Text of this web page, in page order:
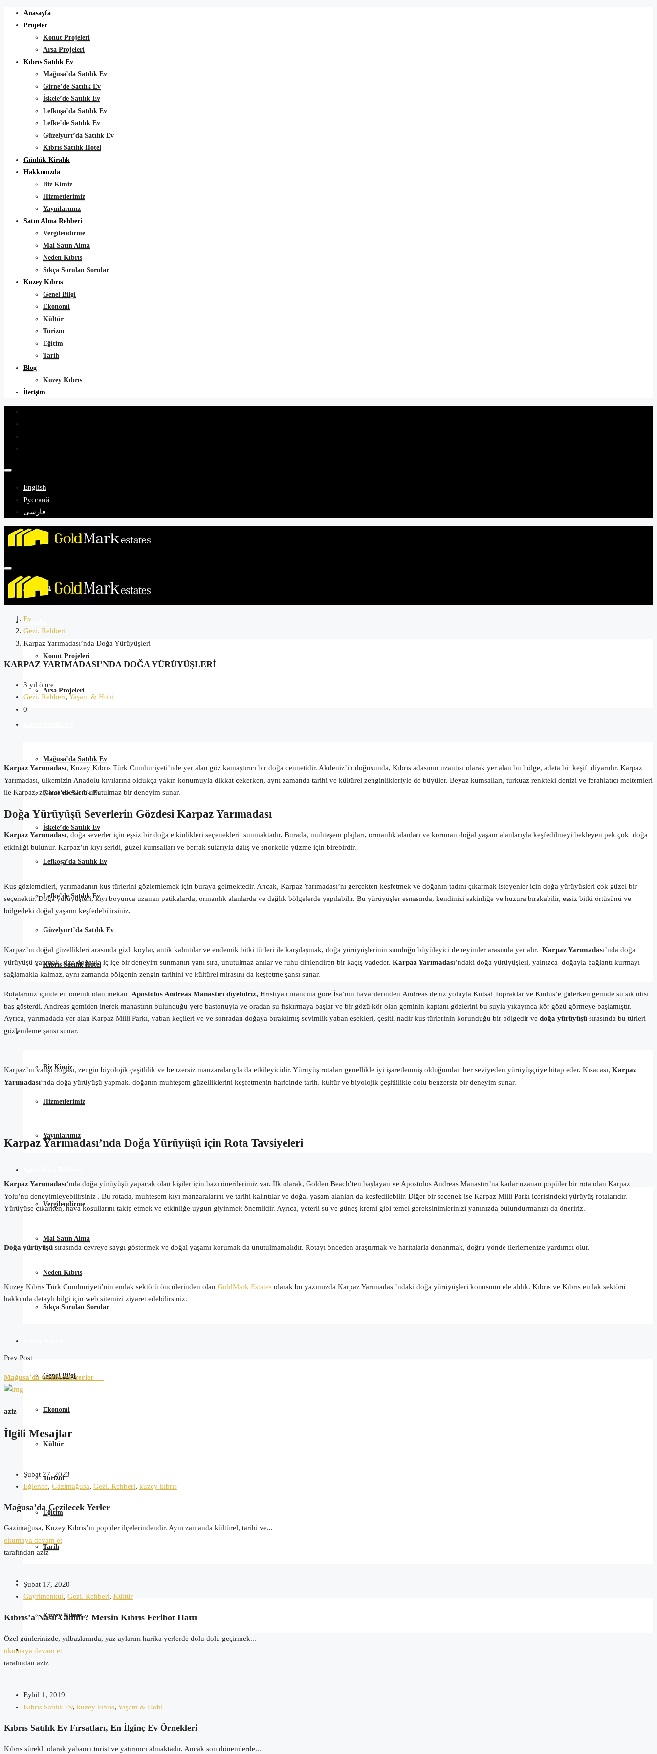
Anasayfa
Projeler
Konut Projeleri
Arsa Projeleri
Kıbrıs Satılık Ev
Mağusa’da Satılık Ev
Girne’de Satılık Ev
İskele’de Satılık Ev
Lefkoşa’da Satılık Ev
Lefke’de Satılık Ev
Güzelyurt’da Satılık Ev
Kıbrıs Satılık Hotel
Günlük Kiralık
Hakkımızda
Biz Kimiz
Hizmetlerimiz
Yayınlarımız
Satın Alma Rehberi
Vergilendirme
Mal Satın Alma
Neden Kıbrıs
Sıkça Sorulan Sorular
Kuzey Kıbrıs
Genel Bilgi
Ekonomi
Kültür
Turizm
Eğitim
Tarih
Blog
Kuzey Kıbrıs
İletişim
English
Русский
فارسی
Anasayfa
Projeler
Konut Projeleri
Arsa Projeleri
Mağusa’da Satılık Ev
Girne’de Satılık Ev
İskele’de Satılık Ev
Lefkoşa’da Satılık Ev
Lefke’de Satılık Ev
Güzelyurt’da Satılık Ev
Kıbrıs Satılık Hotel
Günlük Kiralık
Hakkımızda
Biz Kimiz
Hizmetlerimiz
Yayınlarımız
Vergilendirme
Mal Satın Alma
Neden Kıbrıs
Sıkça Sorulan Sorular
Genel Bilgi
Ekonomi
Kültür
Turizm
Eğitim
Tarih
Blog
Kuzey Kıbrıs
İletişim
Ev
Gezi. Rehberi
Karpaz Yarımadası’nda Doğa Yürüyüşleri
KARPAZ YARIMADASI’NDA DOĞA YÜRÜYÜŞLERI
3 yıl önce
Gezi. Rehberi,Yaşam & Hobi
0
Karpaz Yarımadası, Kuzey Kıbrıs Türk Cumhuriyeti’nde yer alan göz kamaştırıcı bir doğa cennetidir. Akdeniz’in doğusunda, Kıbrıs adasının uzantısı olarak yer alan bu bölge, adeta bir keşif diyarıdır. Karpaz
Yarımadası, ülkemizin Anadolu kıyılarına oldukça yakın konumuyla dikkat çekerken, aynı zamanda tarihi ve kültürel zenginlikleriyle de büyüler. Beyaz kumsalları, turkuaz renkteki denizi ve ferahlatıcı meltemleri
ile Karpaz, ziyaret edenlere unutulmaz bir deneyim sunar.
Doğa Yürüyüşü Severlerin Gözdesi Karpaz Yarımadası
Karpaz Yarımadası, doğa severler için eşsiz bir doğa etkinlikleri seçenekleri sunmaktadır. Burada, muhteşem plajları, ormanlık alanları ve korunan doğal yaşam alanlarıyla keşfedilmeyi bekleyen pek çok doğa
etkinliği bulunur. Karpaz’ın kıyı şeridi, güzel kumsalları ve berrak sularıyla dalış ve şnorkelle yüzme için birebirdir.
Kuş gözlemcileri, yarımadanın kuş türlerini gözlemlemek için buraya gelmektedir. Ancak, Karpaz Yarımadası’nı gerçekten keşfetmek ve doğanın tadını çıkarmak isteyenler için doğa yürüyüşleri çok güzel bir
seçenektir. Doğa yürüyüşleri, kıyı boyunca uzanan patikalarda, ormanlık alanlarda ve dağlık bölgelerde yapılabilir. Bu yürüyüşler esnasında, kendinizi sakinliğe ve huzura bırakabilir, eşsiz bitki örtüsünü ve
bölgedeki doğal yaşamı keşfedebilirsiniz.
Karpaz’ın doğal güzellikleri arasında gizli koylar, antik kalıntılar ve endemik bitki türleri ile karşılaşmak, doğa yürüyüşlerinin sunduğu büyüleyici deneyimler arasında yer alır. Karpaz Yarımadası’nda doğa
yürüyüşü yapmak, size doğayla iç içe bir deneyim sunmanın yanı sıra, unutulmaz anılar ve ruhu dinlendiren bir kaçış vadeder. Karpaz Yarımadası’ndaki doğa yürüyüşleri, yalnızca doğayla bağlantı kurmayı
sağlamakla kalmaz, aynı zamanda bölgenin zengin tarihini ve kültürel mirasını da keşfetme şansı sunar.
Rotalarınız içinde en önemli olan mekan Apostolos Andreas Manastırı diyebilriz, Hristiyan inancına göre İsa’nın havarilerinden Andreas deniz yoluyla Kutsal Topraklar ve Kudüs’e giderken gemide su sıkıntısı
baş gösterdi. Andreas gemiden inerek manastırın bulunduğu yere bastonuyla ve oradan su fışkırmaya başlar ve bir gözü kör olan geminin kaptanı gözlerini bu suyla yıkayınca kör gözü görmeye başlamıştır.
Ayrıca, yarımadada yer alan Karpaz Milli Parkı, yaban keçileri ve ve sonradan doğaya bırakılmış sevimlik yaban eşekleri, çeşitli nadir kuş türlerinin korunduğu bir bölgedir ve doğa yürüyüşü sırasında bu türleri
gözlemleme şansı sunar.
Karpaz’ın vahşi doğası, zengin biyolojik çeşitlilik ve benzersiz manzaralarıyla da etkileyicidir. Yürüyüş rotaları genellikle iyi işaretlenmiş olduğundan her seviyeden yürüyüşçüye hitap eder. Kısacası, Karpaz
Yarımadası‘nda doğa yürüyüşü yapmak, doğanın muhteşem güzelliklerini keşfetmenin haricinde tarih, kültür ve biyolojik çeşitlilikle dolu benzersiz bir deneyim sunar.
Karpaz Yarımadası’nda Doğa Yürüyüşü için Rota Tavsiyeleri
Karpaz Yarımadası‘nda doğa yürüyüşü yapacak olan kişiler için bazı önerilerimiz var. İlk olarak, Golden Beach’ten başlayan ve Apostolos Andreas Manastırı’na kadar uzanan popüler bir rota olan Karpaz
Yolu’nu deneyimleyebilirsiniz . Bu rotada, muhteşem kıyı manzaralarını ve tarihi kalıntılar ve doğal yaşam alanları da keşfedilebilir. Diğer bir seçenek ise Karpaz Milli Parkı içerisindeki yürüyüş rotalarıdır.
Yürüyüşe çıkarken, hava koşullarını takip etmek ve etkinliğe uygun giyinmek önemlidir. Ayrıca, yeterli su ve güneş kremi gibi temel gereksinimlerinizi yanınızda bulundurmanızı da öneririz.
Doğa yürüyüşü sırasında çevreye saygı göstermek ve doğal yaşamı korumak da unutulmamalıdır. Rotayı önceden araştırmak ve haritalarla donanmak, doğru yönde ilerlemenize yardımcı olur.
Kuzey Kıbrıs Türk Cumhuriyeti’nin emlak sektörü öncülerinden olan GoldMark Estates olarak bu yazımızda Karpaz Yarımadası’ndaki doğa yürüyüşleri konusunu ele aldık. Kıbrıs ve Kıbrıs emlak sektörü
hakkında detaylı bilgi için web sitemizi ziyaret edebilirsiniz.
Prev Post
Mağusa’da Gezilecek Yerler
aziz
İlgili Mesajlar
Şubat 27, 2023
Eğlence, Gazimağusa, Gezi. Rehberi, kuzey kıbrıs
Mağusa’da Gezilecek Yerler
Gazimağusa, Kuzey Kıbrıs’ın popüler ilçelerindendir. Aynı zamanda kültürel, tarihi ve...
okumaya devam et
tarafından aziz
Şubat 17, 2020
Gayrimenkul, Gezi. Rehberi, Kültür
Kıbrıs’a Nasıl Gidilir? Mersin Kıbrıs Feribot Hattı
Özel günlerinizde, yılbaşlarında, yaz aylarını harika yerlerde dolu dolu geçirmek...
okumaya devam et
tarafından aziz
Eylül 1, 2019
Kıbrıs Satılık Ev, kuzey kıbrıs, Yaşam & Hobi
Kıbrıs Satılık Ev Fırsatları, En İlginç Ev Örnekleri
Kıbrıs sürekli olarak yabancı turist ve yatırımcı almaktadır. Ancak son dönemlerde...